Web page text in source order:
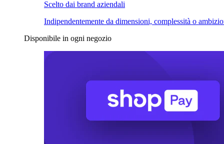
Scelto dai brand aziendali
Indipendentemente da dimensioni, complessità o
Disponibile in ogni negozio